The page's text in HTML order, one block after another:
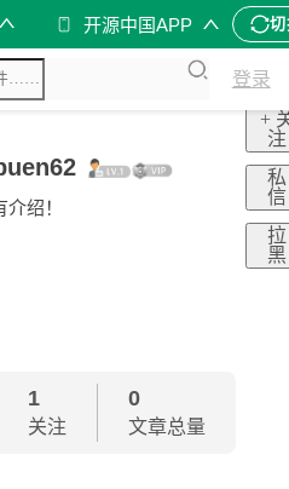
开源中国APP
登录
绍！
+
注
私
信
拉
黑
1
关注
0
文章总量